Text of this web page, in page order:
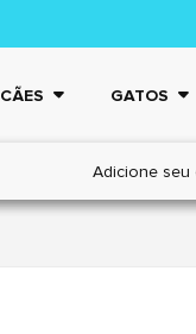
CÃES GATOS
Adicione seu